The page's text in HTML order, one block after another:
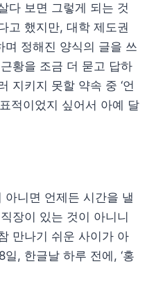
다 보면 그렇게 되는 것
고 했지만, 대학 제도권
며 정해진 양식의 글을 쓰
황을 조금 더 묻고 답하
지키지 못할 약속 중 ‘언
적이었지 싶어서 아예 달
니면 언제든 시간을 낼
장이 있는 것이 아니니
만나기 쉬운 사이가 아
, 한글날 하루 전에, ‘홍